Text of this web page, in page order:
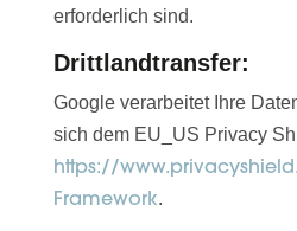
erforderlich sind.
Drittlandtransfer:
Google verarbeitet Ihre
sich dem EU_US Privacy
https://
Framework.